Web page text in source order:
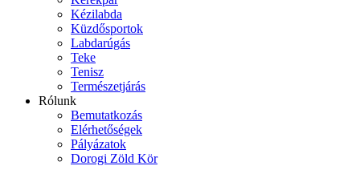
Kézilabda
Küzdősportok
Labdarúgás
Teke
Tenisz
Természetjárás
Rólunk
Bemutatkozás
Elérhetőségek
Pályázatok
Dorogi Zöld Kör